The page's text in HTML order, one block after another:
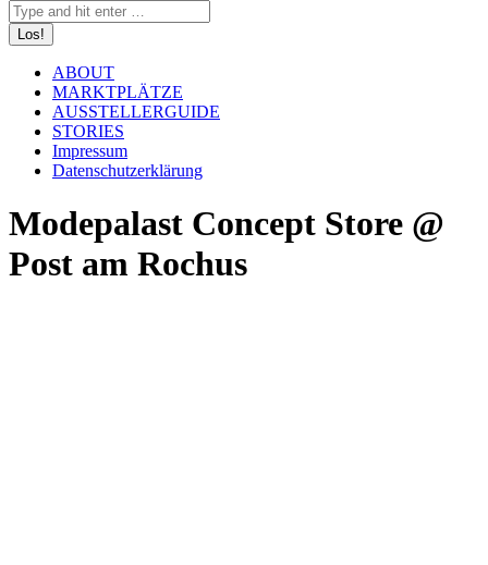
ABOUT
MARKTPLÄTZE
AUSSTELLERGUIDE
STORIES
Impressum
Datenschutzerklärung
Modepalast Concept Store @
Post am Rochus